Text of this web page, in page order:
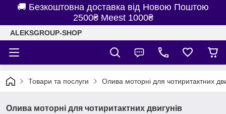
🚚 Безкоштовна доставка від Новою Поштою
2500₴ Meest 1000₴
ALEKSGROUP-SHOP
Товари та послуги Олива моторні для чотиритактних
Олива моторні для чотиритактних двигунів